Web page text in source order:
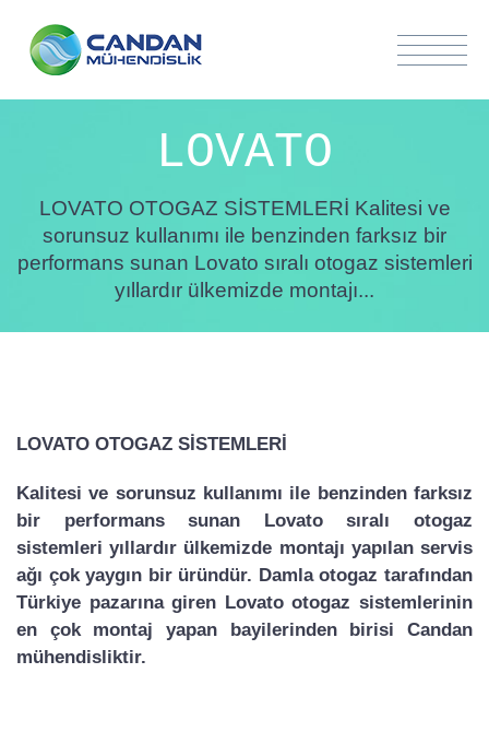
LOVATO
LOVATO OTOGAZ SİSTEMLERİ Kalitesi ve
sorunsuz kullanımı ile benzinden farksız bir
performans sunan Lovato sıralı otogaz sistemleri
yıllardır ülkemizde montajı...
LOVATO OTOGAZ SİSTEMLERİ
Kalitesi ve sorunsuz kullanımı ile benzinden farksız
bir performans sunan Lovato sıralı otogaz
sistemleri yıllardır ülkemizde montajı yapılan servis
ağı çok yaygın bir üründür. Damla otogaz tarafından
Türkiye pazarına giren Lovato otogaz sistemlerinin
en çok montaj yapan bayilerinden birisi Candan
mühendisliktir.